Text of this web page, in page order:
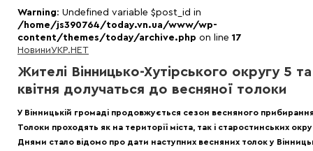
Warning: Undefined variable $post_id in
/home/js390764/today.vn.ua/www/wp-
content/themes/today/archive.php on line 17
НовиниУКР.НЕТ
Жителі Вінницько-Хутірського округу 5 та
квітня долучаться до весняної толоки
У Вінницькій громаді продовжується сезон весняного
Толоки проходять як на території міста, так і старостинських
Днями стало відомо про дати наступних весняних толок у